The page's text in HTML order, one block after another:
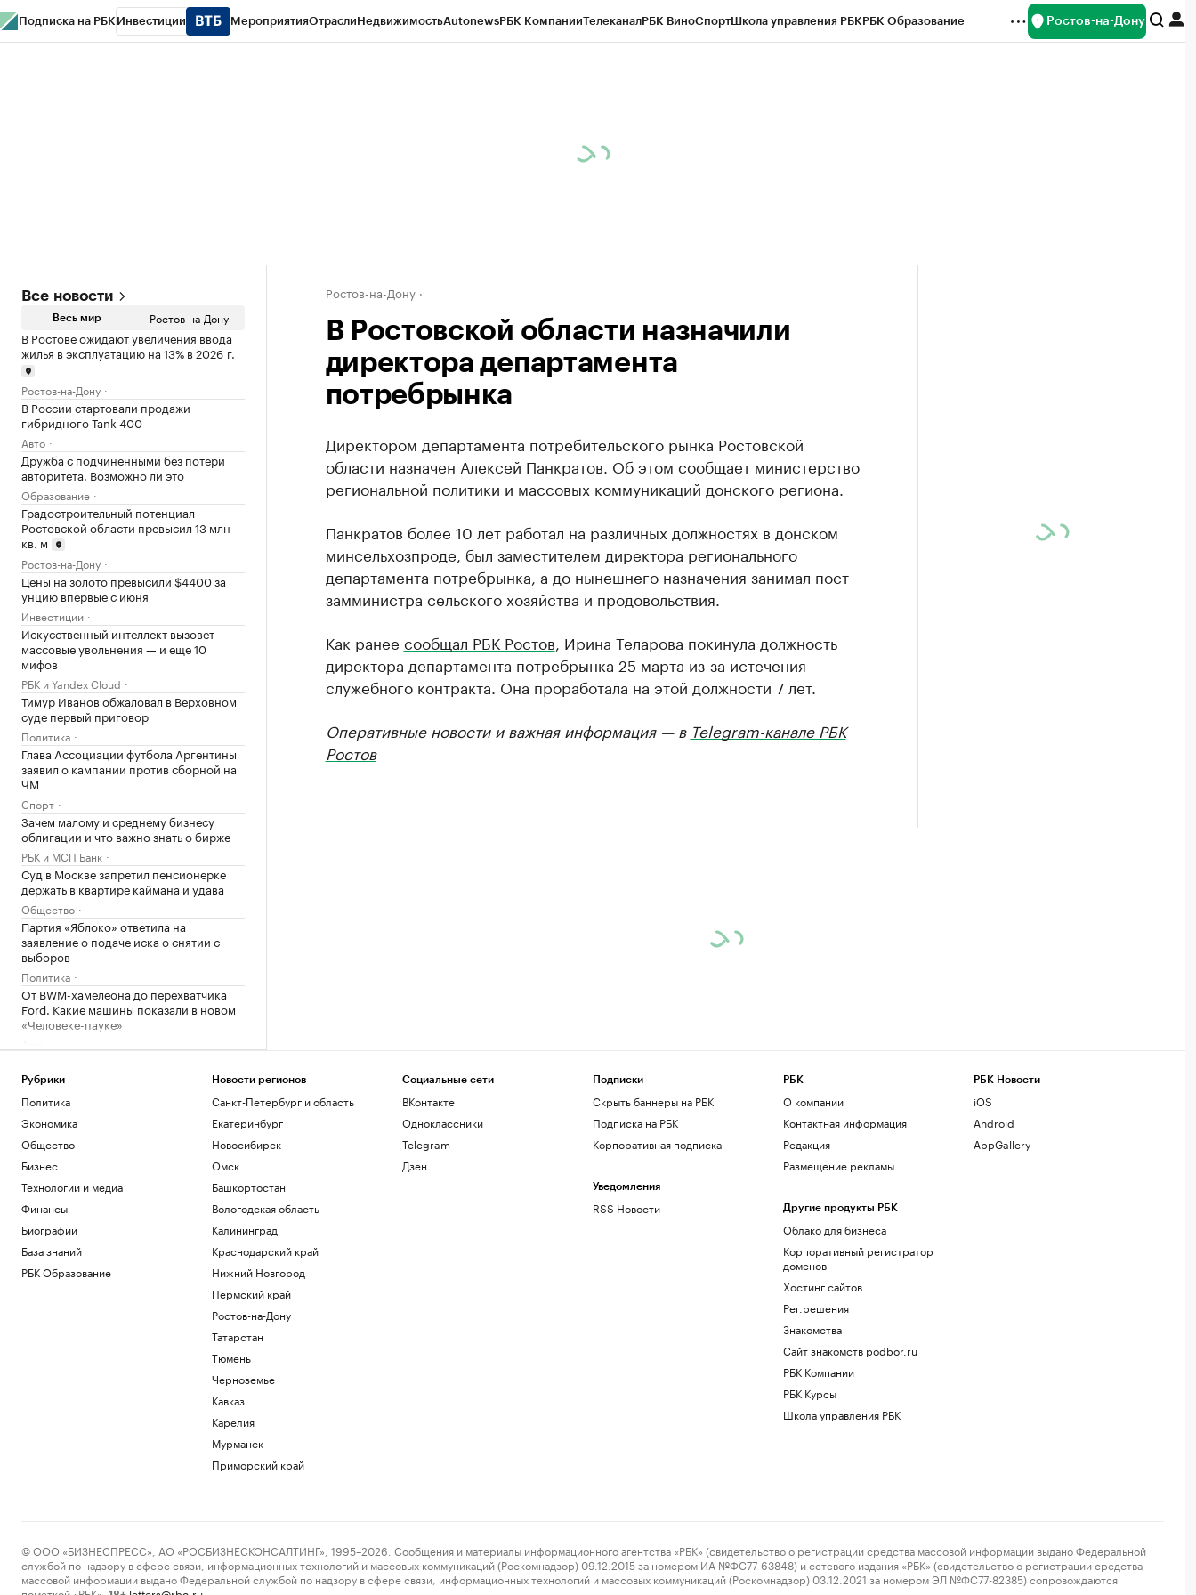
Подписка на РБК Инвестиции МероприятияОтраслиНедвижимостьAutonewsРБК КомпанииТелеканалРБК ВиноСпортШкола управления РБКРБК Образование Ростов-на-Дону
Все новости
Весь мир Ростов-на-Дону
В Ростове ожидают увеличения ввода
жилья в эксплуатацию на 13% в 2026 г.
Ростов-на-Дону
В России стартовали продажи
гибридного Tank 400
Авто
Дружба с подчиненными без потери
авторитета. Возможно ли это
Образование
Градостроительный потенциал
Ростовской области превысил 13 млн
кв. м
Ростов-на-Дону
Цены на золото превысили $4400 за
унцию впервые с июня
Инвестиции
Искусственный интеллект вызовет
массовые увольнения — и еще 10
мифов
РБК и Yandex Cloud
Тимур Иванов обжаловал в Верховном
суде первый приговор
Политика
Глава Ассоциации футбола Аргентины
заявил о кампании против сборной на
ЧМ
Спорт
Зачем малому и среднему бизнесу
облигации и что важно знать о бирже
РБК и МСП Банк
Суд в Москве запретил пенсионерке
держать в квартире каймана и удава
Общество
Партия «Яблоко» ответила на
заявление о подаче иска о снятии с
выборов
Политика
От BWM-хамелеона до перехватчика
Ford. Какие машины показали в новом
«Человеке-пауке»
юниоров на этап Гран-при ISU в Китае
Спорт
кибератаке
Спорт
Жизнь с видом на пруд или реку:
подборка жилья у набережных и
пляжей
РБК и ПИК Серия плюс
В Железногорске ввели режим ЧС из-за
отсутствия воды
Общество
возобновления ежедневных рейсов в
Лидеры сборной России по гимнастике
Экспорт Германии в июне 2026 года
Ростов-на-Дону
В Ростовской области назначили
директора департамента
потребрынка
Директором департамента потребительского рынка Ростовской
области назначен Алексей Панкратов. Об этом сообщает министерство
региональной политики и массовых коммуникаций донского региона.
Панкратов более 10 лет работал на различных должностях в донском
минсельхозпроде, был заместителем директора регионального
департамента потребрынка, а до нынешнего назначения занимал пост
замминистра сельского хозяйства и продовольствия.
Как ранее сообщал РБК Ростов , Ирина Теларова покинула должность
директора департамента потребрынка 25 марта из-за истечения
служебного контракта. Она проработала на этой должности 7 лет.
Оперативные новости и важная информация — в Telegram-канале РБК
Ростов
Рубрики
Политика
Экономика
Общество
Бизнес
Технологии и медиа
Финансы
Биографии
База знаний
РБК Образование
Новости регионов
Санкт-Петербург и область
Екатеринбург
Новосибирск
Омск
Башкортостан
Вологодская область
Калининград
Краснодарский край
Нижний Новгород
Пермский край
Ростов-на-Дону
Татарстан
Тюмень
Черноземье
Кавказ
Карелия
Мурманск
Приморский край
Социальные сети
ВКонтакте
Одноклассники
Telegram
Дзен
Подписки
Скрыть баннеры на РБК
Подписка на РБК
Корпоративная подписка
Уведомления
RSS Новости
РБК
О компании
Контактная информация
Редакция
Размещение рекламы
Другие продукты РБК
Облако для бизнеса
Корпоративный регистратор
доменов
Хостинг сайтов
Рег.решения
Знакомства
Сайт знакомств podbor.ru
РБК Компании
РБК Курсы
Школа управления РБК
РБК Новости
iOS
Android
AppGallery
© ООО «БИЗНЕСПРЕСС», АО «РОСБИЗНЕСКОНСАЛТИНГ», 1995–2026. Сообщения и материалы информационного агентства «РБК» (свидетельство о регистрации средства массовой информации выдано Федеральной
службой по надзору в сфере связи, информационных технологий и массовых коммуникаций (Роскомнадзор) 09.12.2015 за номером ИА №ФС77-63848) и сетевого издания «РБК» (свидетельство о регистрации средства
массовой информации выдано Федеральной службой по надзору в сфере связи, информационных технологий и массовых коммуникаций (Роскомнадзор) 03.12.2021 за номером ЭЛ №ФС77-82385) сопровождаются